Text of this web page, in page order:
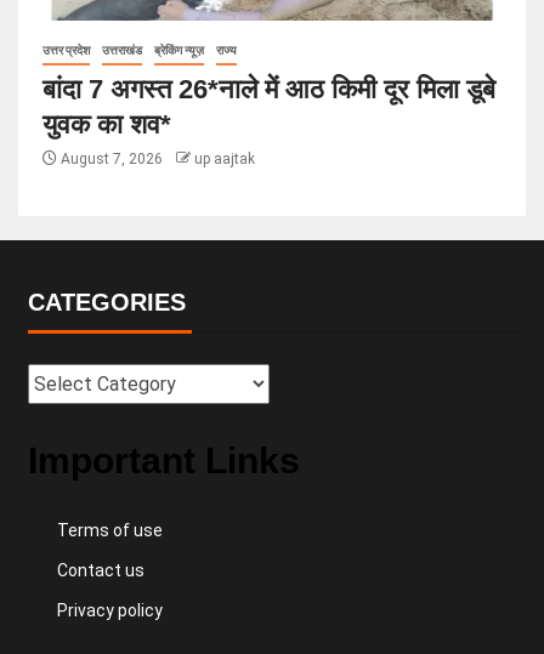
उत्तर प्रदेश उत्तराखंड ब्रेकिंग न्यूज़ राज्य
बांदा 7 अगस्त 26*नाले में आठ किमी दूर मिला डूबे
युवक का शव*
August 7, 2026 up aajtak
CATEGORIES
Important Links
Terms of use
Contact us
Privacy policy